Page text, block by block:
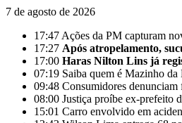
7 de agosto de 2026
17:47 Ações da PM capturam
17:27 Após atropelamento,
17:00 Haras Nilton Lins já
07:19 Saiba quem é Mazinho
09:48 Consumidores denunciam
08:00 Justiça proíbe ex-prefeito
15:01 Carro envolvido em